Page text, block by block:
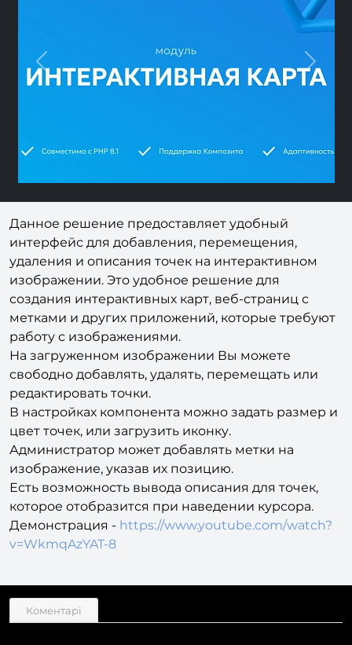
Previous Next
Данное решение предоставляет удобный
интерфейс для добавления, перемещения,
удаления и описания точек на интерактивном
изображении. Это удобное решение для
создания интерактивных карт, веб-страниц с
метками и других приложений, которые требуют
работу с изображениями.
На загруженном изображении Вы можете
свободно добавлять, удалять, перемещать или
редактировать точки.
В настройках компонента можно задать размер и
цвет точек, или загрузить иконку.
Администратор может добавлять метки на
изображение, указав их позицию.
Есть возможность вывода описания для точек,
которое отобразится при наведении курсора.
Демонстрация - https://www.youtube.com/watch?
v=WkmqAzYAT-8
Коментарі